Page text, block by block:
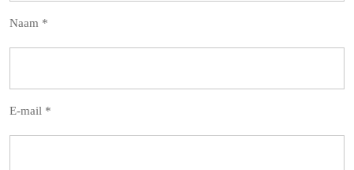
Naam *
E-mail *